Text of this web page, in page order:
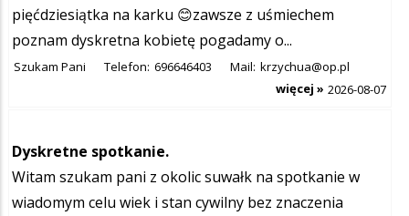
pięćdziesiątka na karku 😊zawsze z uśmiechem
poznam dyskretna kobietę pogadamy o...
Szukam Pani Telefon: 696646403 Mail: krzychua@op.pl
2026-08-07
więcej »
Dyskretne spotkanie.
Witam szukam pani z okolic suwałk na spotkanie w
wiadomym celu wiek i stan cywilny bez znaczenia